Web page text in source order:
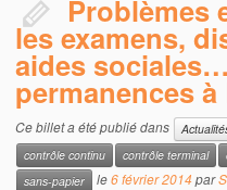
Problèmes
les examens,
aides
permanences à
Ce billet a été publié dans
contrôle continu
contrôle terminal
sans-papier
le6 février 2014par